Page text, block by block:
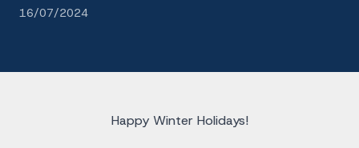
16/07/2024
Happy Winter Holidays!